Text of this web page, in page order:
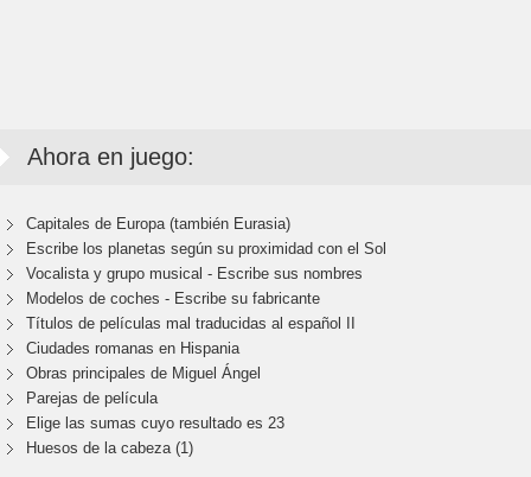
Ahora en juego:
Capitales de Europa (también Eurasia)
Escribe los planetas según su proximidad con el Sol
Vocalista y grupo musical - Escribe sus nombres
Modelos de coches - Escribe su fabricante
Títulos de películas mal traducidas al español II
Ciudades romanas en Hispania
Obras principales de Miguel Ángel
Parejas de película
Elige las sumas cuyo resultado es 23
Huesos de la cabeza (1)